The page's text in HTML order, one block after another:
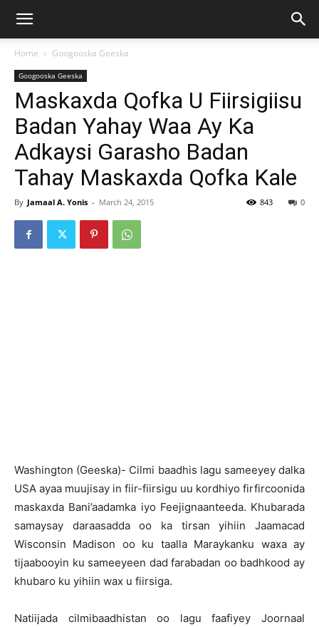
Home Googooska Geeska
Googooska Geeska
Maskaxda Qofka U Fiirsigiisu
Badan Yahay Waa Ay Ka
Adkaysi Garasho Badan
Tahay Maskaxda Qofka Kale
By Jamaal A. Yonis - March 24, 2015 0
843
Washington (Geeska)- Cilmi baadhis lagu sameeyey dalka
USA ayaa muujisay in fiir-fiirsigu uu kordhiyo firfircoonida
maskaxda Bani’aadamka iyo Feejignaanteeda. Khubarada
samaysay daraasadda oo ka tirsan yihiin Jaamacad
Wisconsin Madison oo ku taalla Maraykanku waxa ay
tijaabooyin ku sameeyeen dad farabadan oo badhkood ay
khubaro ku yihiin wax u fiirsiga.
Natiijada cilmibaadhistan oo lagu faafiyey Joornaal